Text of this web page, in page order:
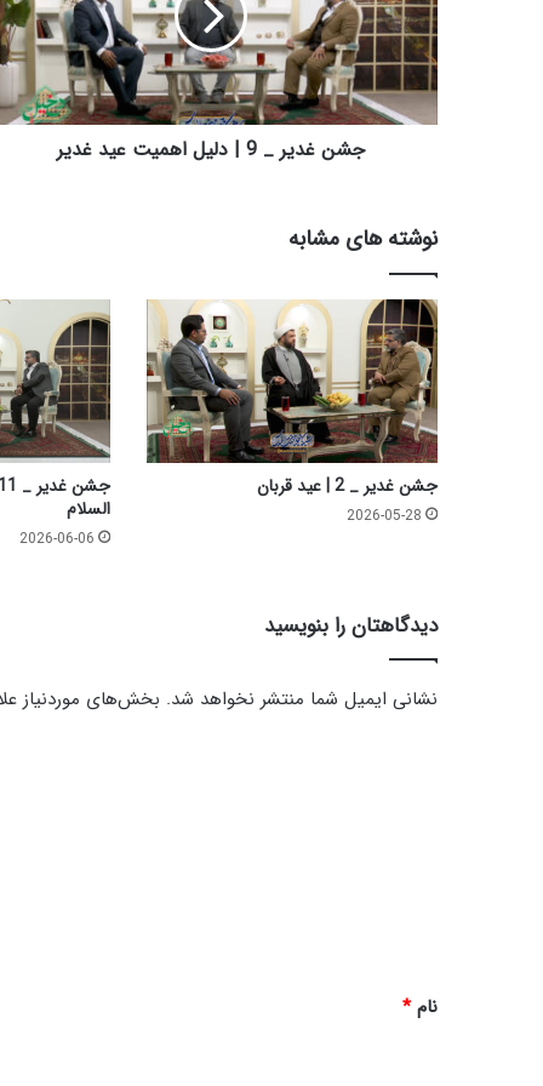
د
ی
ر
_
9
ی
ل
ا
ه
م
ی
ت
ع
ی
د
غ
د
ی
جشن غدیر _ 9 | دلیل اهمیت عید غدیر
نوشته های مشابه
جشن غدیر _ 2 | عید قربان
2026-05-28
السلام
2026-06-06
دیدگاهتان را بنویسید
نشانی ایمیل شما منتشر نخواهد شد. بخش‌های موردنیاز
نام*